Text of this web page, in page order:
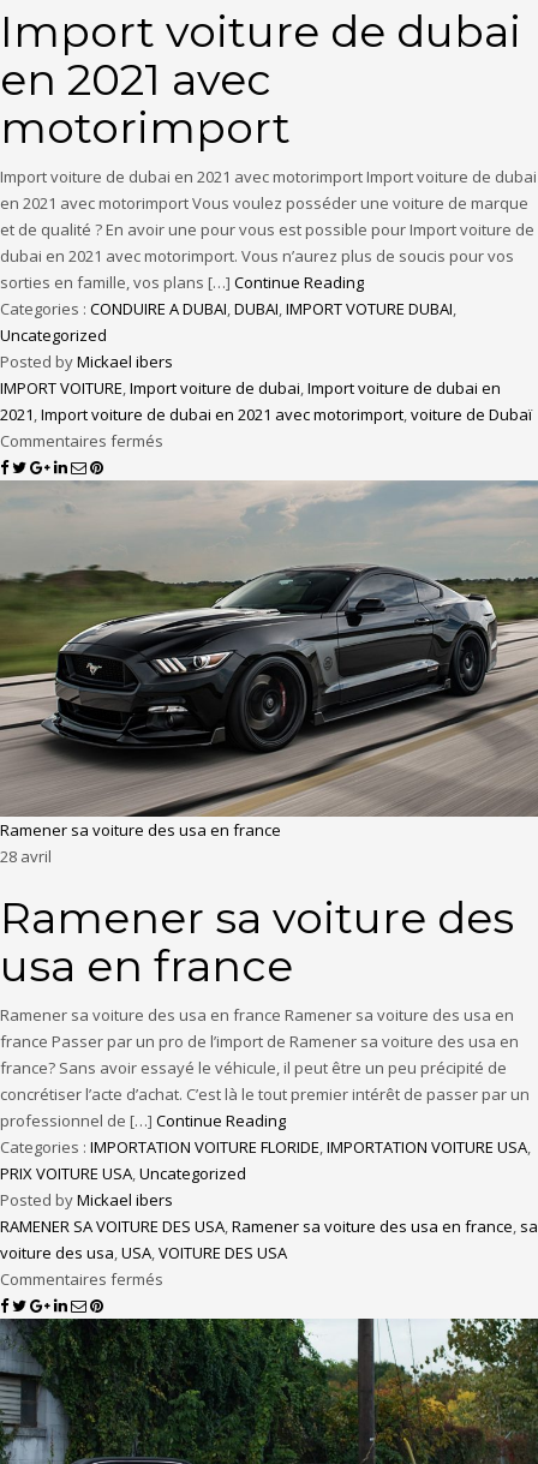
Import voiture de dubai
en 2021 avec
motorimport
Import voiture de dubai en 2021 avec motorimport Import voiture de dubai
en 2021 avec motorimport Vous voulez posséder une voiture de marque
et de qualité ? En avoir une pour vous est possible pour Import voiture de
dubai en 2021 avec motorimport. Vous n’aurez plus de soucis pour vos
sorties en famille, vos plans […] Continue Reading
Categories : CONDUIRE A DUBAI,DUBAI,IMPORT VOTURE DUBAI,
Uncategorized
Posted byMickael ibers
IMPORT VOITURE,Import voiture de dubai,Import voiture de dubai en
2021,Import voiture de dubai en 2021 avec motorimport,voiture de Dubaï
Commentaires fermés
Ramener sa voiture des usa en france
28 avril
Ramener sa voiture des
usa en france
Ramener sa voiture des usa en france Ramener sa voiture des usa en
france Passer par un pro de l’import de Ramener sa voiture des usa en
france? Sans avoir essayé le véhicule, il peut être un peu précipité de
concrétiser l’acte d’achat. C’est là le tout premier intérêt de passer par un
professionnel de […] Continue Reading
Categories : IMPORTATION VOITURE FLORIDE,IMPORTATION VOITURE USA,
PRIX VOITURE USA,Uncategorized
Posted byMickael ibers
RAMENER SA VOITURE DES USA,Ramener sa voiture des usa en france, sa
voiture des usa,USA,VOITURE DES USA
Commentaires fermés